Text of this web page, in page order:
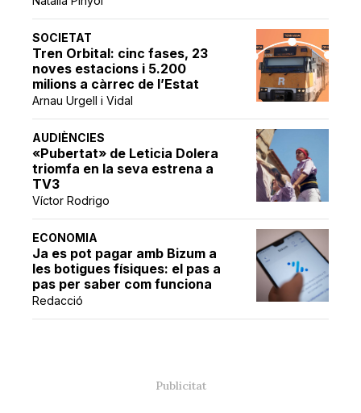
SOCIETAT
Tren Orbital: cinc fases, 23
noves estacions i 5.200
milions a càrrec de l’Estat
Arnau Urgell i Vidal
AUDIÈNCIES
«Pubertat» de Leticia Dolera
triomfa en la seva estrena a
TV3
Víctor Rodrigo
ECONOMIA
Ja es pot pagar amb Bizum a
les botigues físiques: el pas a
pas per saber com funciona
Redacció